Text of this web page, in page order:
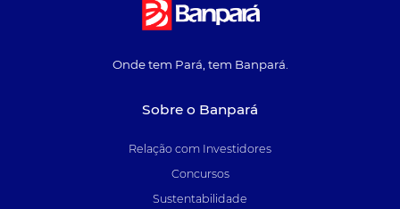
Onde tem Pará, tem Banpará.
Sobre o Banpará
Relação com Investidores
Concursos
Sustentabilidade